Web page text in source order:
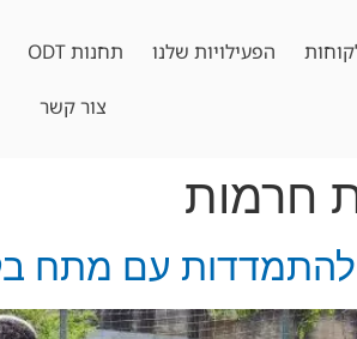
הפעילויות שלנו תחנות ODT
צור קשר
חרמות